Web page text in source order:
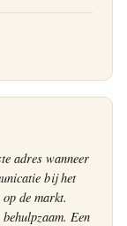
adres wanneer
bij het
op de markt.
Een